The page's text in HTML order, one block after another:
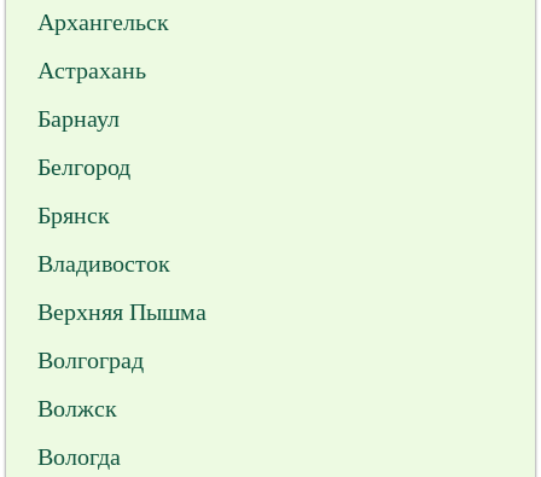
Архангельск
Астрахань
Барнаул
Белгород
Брянск
Владивосток
Верхняя Пышма
Волгоград
Волжск
Вологда